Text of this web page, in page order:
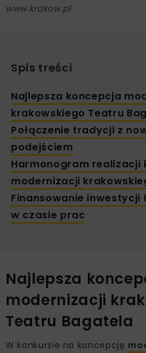
www.krakow.pl
Spis treści
Najlepsza koncepcja
krakowskiego Teatru
Połączenie tradycji z
podejściem
Harmonogram realizacji
modernizacji
Finansowanie inwestycji
w czasie prac
Najlepsza
modernizacji
Teatru Bagatela
W konkursie na koncepcję